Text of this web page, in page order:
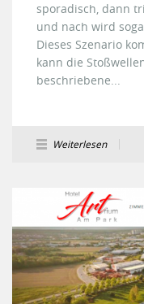
sporadisch, dann
und nach wird
Dieses Szenario
kann die
beschriebene...
Weiterlesen